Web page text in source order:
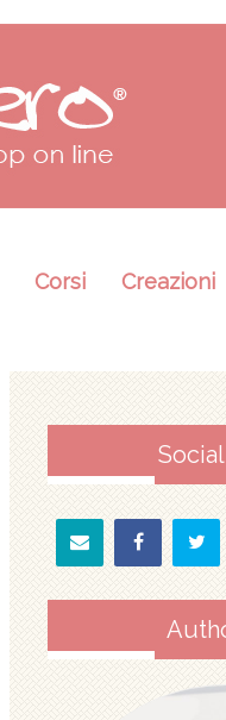
Corsi Creazioni